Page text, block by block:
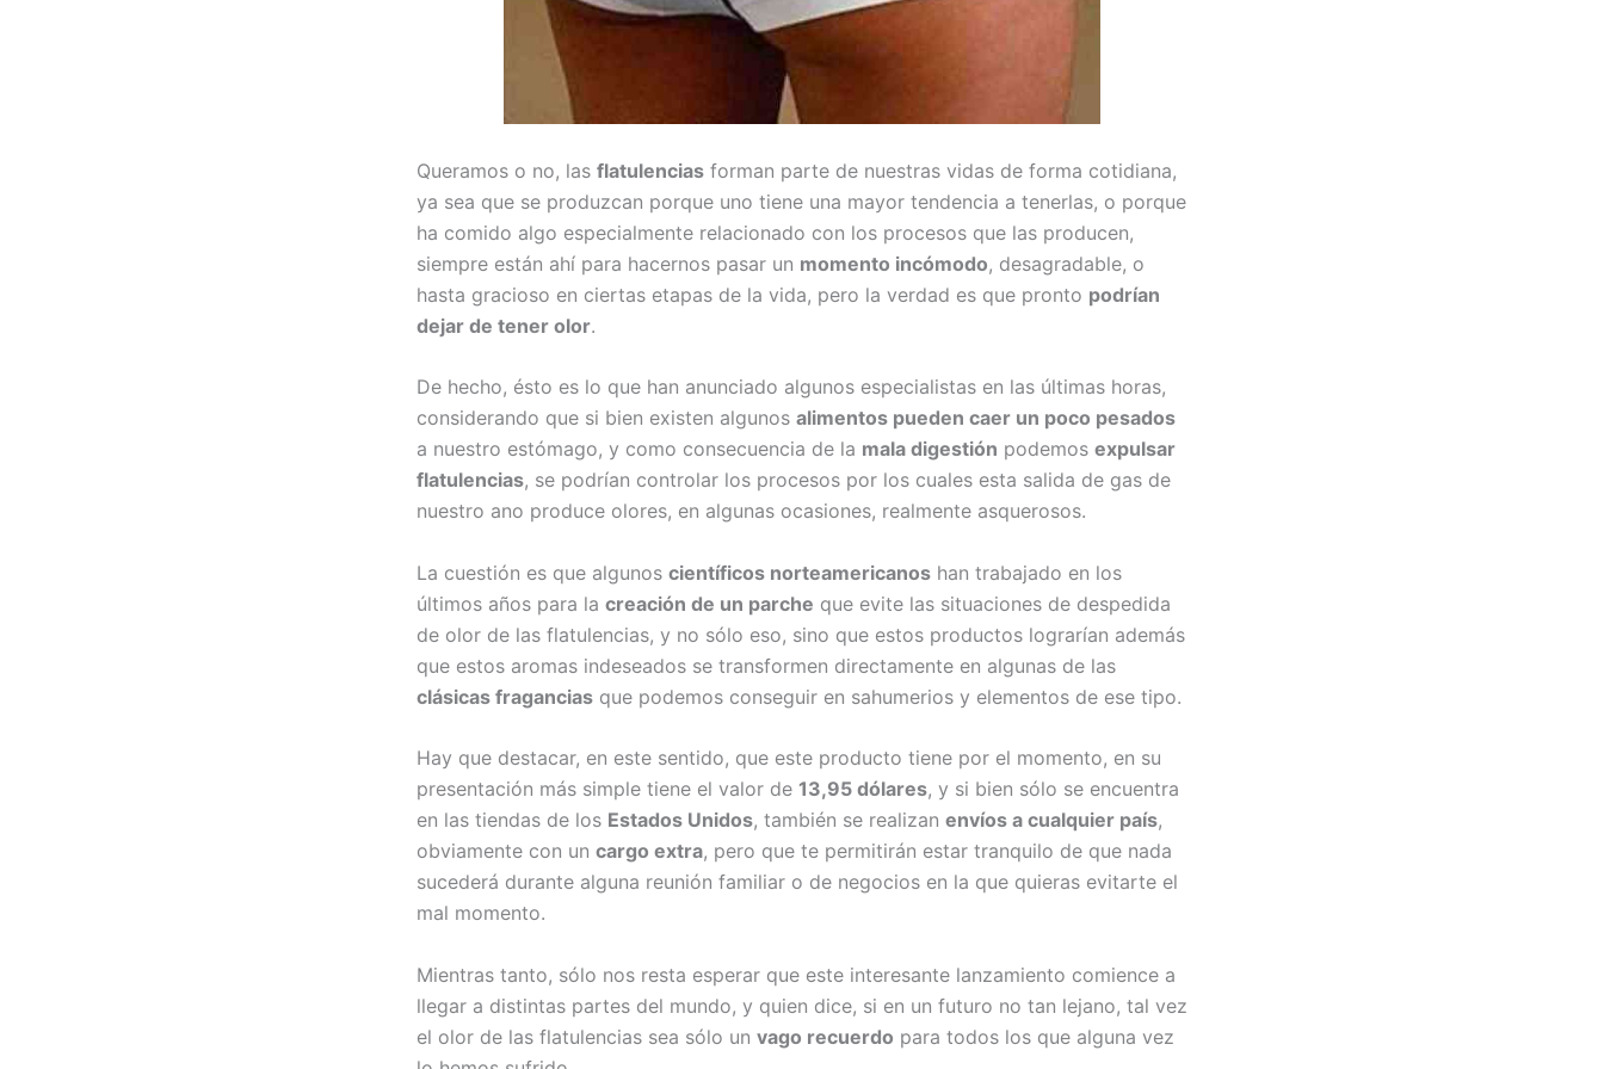
Queramos o no, las flatulencias forman parte de nuestras vidas de forma cotidiana,
ya sea que se produzcan porque uno tiene una mayor tendencia a tenerlas, o porque
ha comido algo especialmente relacionado con los procesos que las producen,
siempre están ahí para hacernos pasar un momento incómodo, desagradable, o
hasta gracioso en ciertas etapas de la vida, pero la verdad es que pronto podrían
dejar de tener olor.
De hecho, ésto es lo que han anunciado algunos especialistas en las últimas horas,
considerando que si bien existen algunos alimentos pueden caer un poco pesados
a nuestro estómago, y como consecuencia de la mala digestión podemos expulsar
flatulencias, se podrían controlar los procesos por los cuales esta salida de gas de
nuestro ano produce olores, en algunas ocasiones, realmente asquerosos.
La cuestión es que algunos científicos norteamericanos han trabajado en los
últimos años para la creación de un parche que evite las situaciones de despedida
de olor de las flatulencias, y no sólo eso, sino que estos productos lograrían además
que estos aromas indeseados se transformen directamente en algunas de las
clásicas fragancias que podemos conseguir en sahumerios y elementos de ese tipo.
Hay que destacar, en este sentido, que este producto tiene por el momento, en su
presentación más simple tiene el valor de 13,95 dólares, y si bien sólo se encuentra
en las tiendas de los Estados Unidos, también se realizan envíos a cualquier país,
obviamente con un cargo extra, pero que te permitirán estar tranquilo de que nada
sucederá durante alguna reunión familiar o de negocios en la que quieras evitarte el
mal momento.
Mientras tanto, sólo nos resta esperar que este interesante lanzamiento comience a
llegar a distintas partes del mundo, y quien dice, si en un futuro no tan lejano, tal vez
el olor de las flatulencias sea sólo un vago recuerdo para todos los que alguna vez